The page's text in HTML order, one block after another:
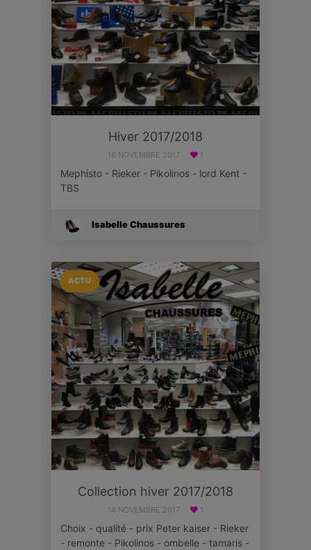
Hiver 2017/2018
16 NOVEMBRE 2017 1
Mephisto - Rieker - Pikolinos - lord Kent -
TBS
Isabelle Chaussures
ACTU
Collection hiver 2017/2018
14 NOVEMBRE 2017 1
Choix - qualité - prix Peter kaiser - Rieker
- remonte - Pikolinos - ombelle - tamaris -